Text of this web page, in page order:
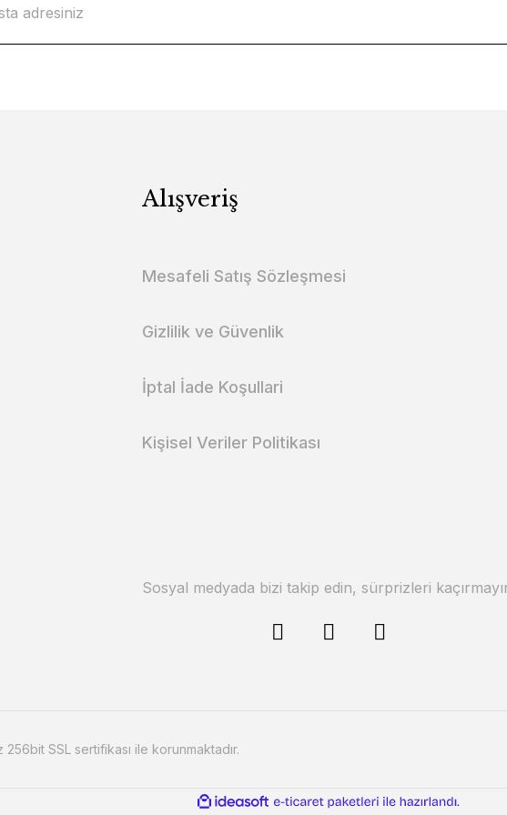
Alışveriş
Mesafeli Satış Sözleşmesi
Gizlilik ve Güvenlik
İptal İade Koşullari
Kişisel Veriler Politikası
Sosyal medyada bizi takip edin, sürprizleri
256bit SSL sertifikası ile korunmaktadır.
ideasoft
e-